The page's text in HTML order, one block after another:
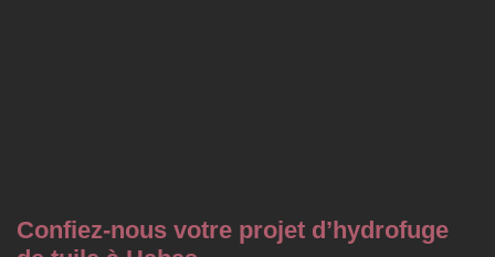
Confiez-nous votre projet d’hydrofuge